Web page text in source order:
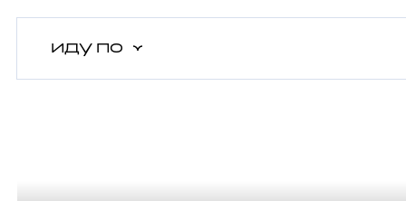
иду по